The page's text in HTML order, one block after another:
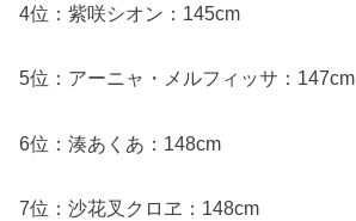
4位：紫咲シオン：145cm
5位：アーニャ・メルフィッサ：147cm
6位：湊あくあ：148cm
7位：沙花叉クロヱ：148cm